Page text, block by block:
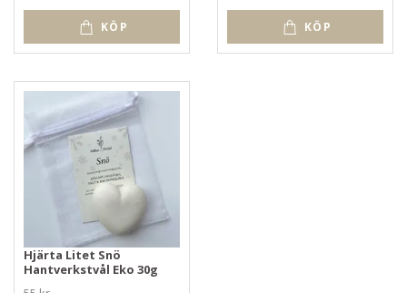
KÖP KÖP
Hjärta Litet Snö
Hantverkstvål Eko 30g